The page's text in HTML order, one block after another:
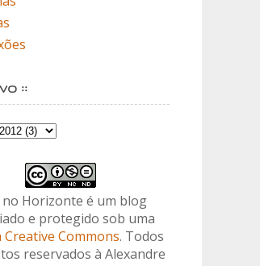
::
no Horizonte é um blog
e protegido sob uma
Creative Commons. Todos
reservados à Alexandre